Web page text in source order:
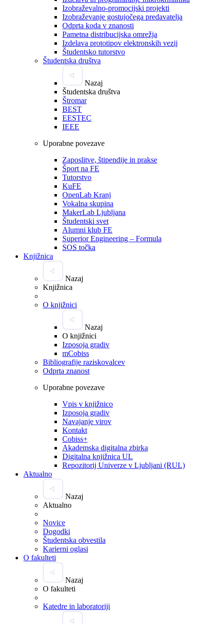
Izobraževalno-promocijski projekti
Izobraževanje gostujočega predavatelja
Odprta koda v znanosti
Pametna distribucijska omrežja
Izdelava prototipov elektronskih vezij
Študentsko tutorstvo
Študentska društva
Nazaj
Študentska društva
Štromar
BEST
EESTEC
IEEE
Uporabne povezave
Zaposlitve, štipendije in prakse
Šport na FE
Tutorstvo
KuFE
OpenLab Kranj
Vokalna skupina
MakerLab Ljubljana
Študentski svet
Alumni klub FE
Superior Engineering – Formula
SOS točka
Knjižnica
Nazaj
Knjižnica
O knjižnici
Nazaj
O knjižnici
Izposoja gradiv
mCobiss
Bibliografije raziskovalcev
Odprta znanost
Uporabne povezave
Vpis v knjižnico
Izposoja gradiv
Navajanje virov
Kontakt
Cobiss+
Akademska digitalna zbirka
Digitalna knjižnica UL
Repozitorij Univerze v Ljubljani (RUL)
Aktualno
Nazaj
Aktualno
Novice
Dogodki
Študentska obvestila
Karierni oglasi
O fakulteti
Nazaj
O fakulteti
Katedre in laboratoriji